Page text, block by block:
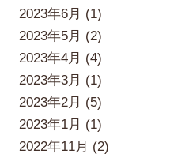
2023年6月 (1)
2023年5月 (2)
2023年4月 (4)
2023年3月 (1)
2023年2月 (5)
2023年1月 (1)
2022年11月 (2)